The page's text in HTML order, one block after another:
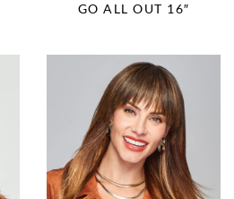
GO ALL OUT 16″